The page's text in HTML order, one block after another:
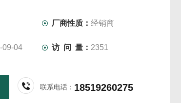
厂商性质：经销商
09-04 访 问 量： 2351
联系电话： 18519260275